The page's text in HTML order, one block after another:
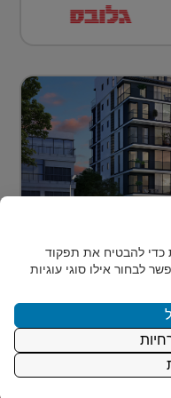
דקות הליכה ספורות
מהלוקיישנים האייקוניים ביותר בעיר, מציעה Rozio
כדי להבטיח את תפקוד
לבחור אילו סוגי עוגיות